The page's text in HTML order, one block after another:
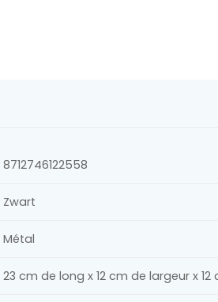
8712746122558
Zwart
Métal
23 cm de long x 12 cm de largeur x